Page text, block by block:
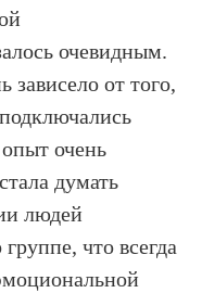
очевидным.
зависело от того,
очень
думать
людей
что всегда